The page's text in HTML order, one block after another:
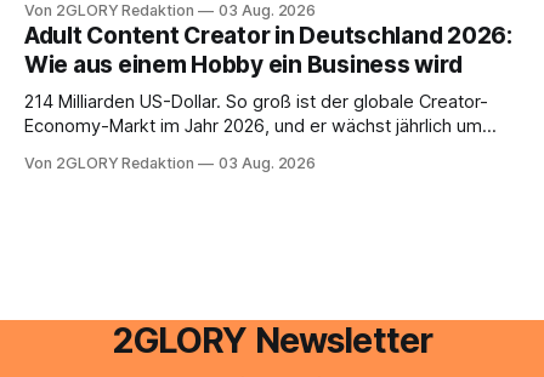
Drogerie – mehr ist zeitlich oft nicht drin. Dabei reagiert die
Haut empfindlich auf Stress, Schlafmangel und
Umwelteinflüsse: Sie wirkt müde, spannt oder neigt zu
Unreinheiten. Professionelle
Von 2GLORY Redaktion 03 Aug. 2026
Adult Content Creator in Deutschland 2026:
Wie aus einem Hobby ein Business wird
214 Milliarden US-Dollar. So groß ist der globale Creator-
Economy-Markt im Jahr 2026, und er wächst jährlich um
ist längst ein ernstzunehmender Wirtschaftszweig. Weltweit
Von 2GLORY Redaktion 03 Aug. 2026
2GLORY Newsletter